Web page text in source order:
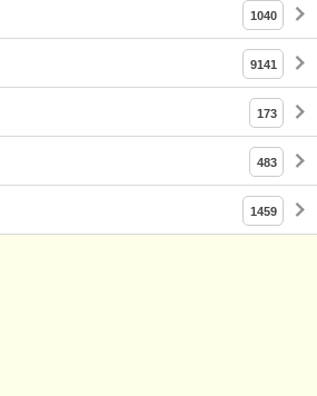
1040
9141
173
483
1459